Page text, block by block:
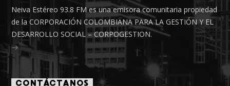
Neiva Estéreo 93.8 FM es una emisora comunitaria propiedad
de la CORPORACIÓN COLOMBIANA PARA LA GESTIÓN Y EL
DESARROLLO SOCIAL – CORPOGESTION.
CONTÁCTANOS